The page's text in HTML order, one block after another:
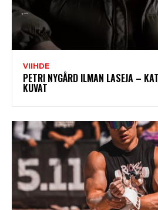
VIIHDE
PETRI NYGÅRD ILMAN LASEJA –
KUVAT